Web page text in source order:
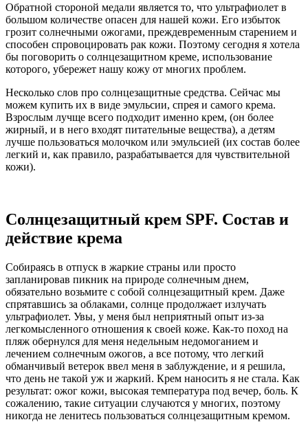
Обратной стороной медали является то, что ультрафиолет в
большом количестве опасен для нашей кожи. Его избыток
грозит солнечными ожогами, преждевременным старением и
способен спровоцировать рак кожи. Поэтому сегодня я хотела
бы поговорить о солнцезащитном креме, использование
которого, убережет нашу кожу от многих проблем.
Несколько слов про солнцезащитные средства. Сейчас мы
можем купить их в виде эмульсии, спрея и самого крема.
Взрослым лучще всего подходит именно крем, (он более
жирный, и в него входят питательные вещества), а детям
лучше пользоваться молочком или эмульсией (их состав более
легкий и, как правило, разрабатывается для чувствительной
кожи).
Солнцезащитный крем SPF. Состав и
действие крема
Собираясь в отпуск в жаркие страны или просто
запланировав пикник на природе солнечным днем,
обязательно возьмите с собой солнцезащитный крем. Даже
спрятавшись за облаками, солнце продолжает излучать
ультрафиолет. Увы, у меня был неприятный опыт из-за
легкомысленного отношения к своей коже. Как-то поход на
пляж обернулся для меня недельным недомоганием и
лечением солнечным ожогов, а все потому, что легкий
обманчивый ветерок ввел меня в заблуждение, и я решила,
что день не такой уж и жаркий. Крем наносить я не стала. Как
результат: ожог кожи, высокая температура под вечер, боль. К
сожалению, такие ситуации случаются у многих, поэтому
никогда не ленитесь пользоваться солнцезащитным кремом.